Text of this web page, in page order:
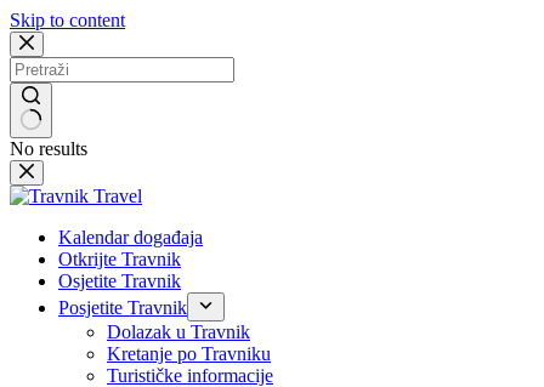
Skip to content
No results
Kalendar događaja
Otkrijte Travnik
Osjetite Travnik
Posjetite Travnik
Dolazak u Travnik
Kretanje po Travniku
Turističke informacije